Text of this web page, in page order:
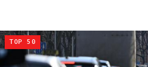
TOP 50